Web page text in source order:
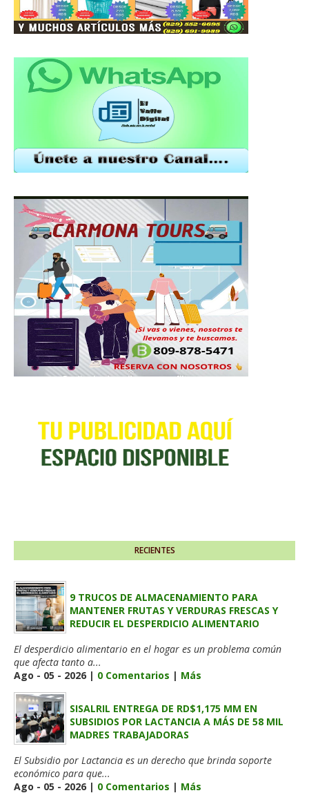
RECIENTES
9 TRUCOS DE ALMACENAMIENTO PARA
MANTENER FRUTAS Y VERDURAS FRESCAS Y
REDUCIR EL DESPERDICIO ALIMENTARIO
El desperdicio alimentario en el hogar es un problema común
que afecta tanto a...
Ago - 05 - 2026 | 0 Comentarios | Más
SISALRIL ENTREGA DE RD$1,175 MM EN
SUBSIDIOS POR LACTANCIA A MÁS DE 58 MIL
MADRES TRABAJADORAS
El Subsidio por Lactancia es un derecho que brinda soporte
económico para que...
Ago - 05 - 2026 | 0 Comentarios | Más